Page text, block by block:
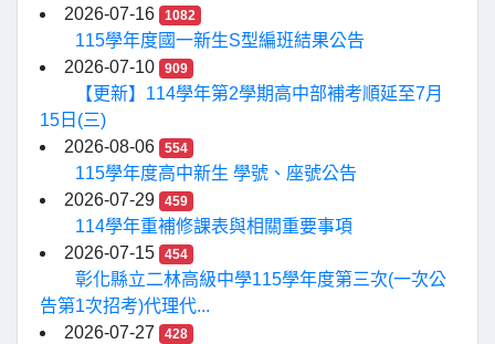
2026-07-16
1082
115學年度國一新生S型編班結果公告
2026-07-10
909
【更新】114學年第2學期高中部補考順延至7月
15日(三)
2026-08-06
554
115學年度高中新生 學號、座號公告
2026-07-29
459
114學年重補修課表與相關重要事項
2026-07-15
454
彰化縣立二林高級中學115學年度第三次(一次公
告第1次招考)代理代...
2026-07-27
428